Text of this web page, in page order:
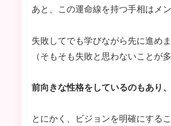
あと、この運命線を持つ手相はメ
失敗してでも学びながら先に進めま
（そもそも失敗と思わないことが
前向きな性格をしているのもあり
とにかく、ビジョンを明確にする